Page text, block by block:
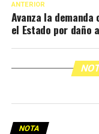
ANTERIOR
Avanza la
el Estado por daño
NOTA